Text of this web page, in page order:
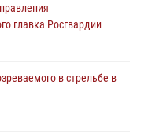
главка Росгвардии
в стрельбе в